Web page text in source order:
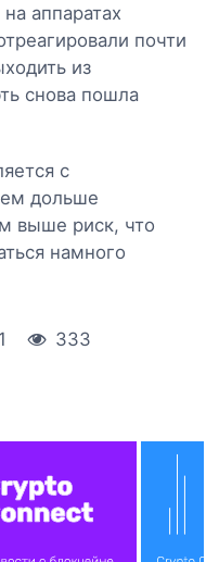
аппаратах
почти
из
снова пошла
с
дольше
выше риск, что
намного
1
333